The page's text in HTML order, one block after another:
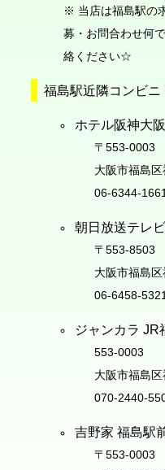
※ 当店は福島駅の
募・お問合わせ何
絡ください☆
福島駅近隣コンビ
ホテル阪神大阪
〒553-0003
大阪市福島
06-6344-1661
朝日放送テレ
〒553-8503
大阪市福島
06-6458-5321
ジャンカラ JR
553-0003
大阪市福島
070-2440-
吉野家 福島駅
〒553-0003